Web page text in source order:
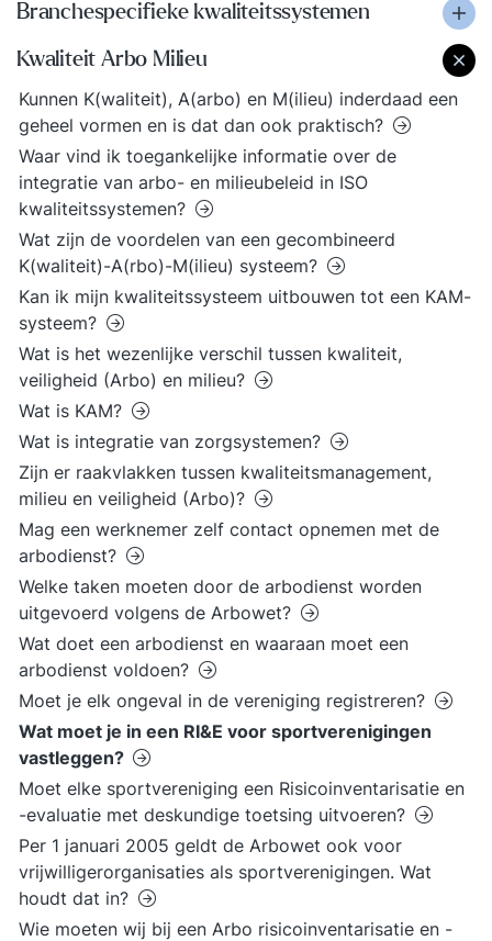
Branchespecifieke kwaliteitssystemen
Kwaliteit Arbo Milieu
Kunnen K(waliteit), A(arbo) en M(ilieu) inderdaad een
geheel vormen en is dat dan ook praktisch?
Waar vind ik toegankelijke informatie over de
integratie van arbo- en milieubeleid in ISO
kwaliteitssystemen?
Wat zijn de voordelen van een gecombineerd
K(waliteit)-A(rbo)-M(ilieu) systeem?
Kan ik mijn kwaliteitssysteem uitbouwen tot een KAM-
systeem?
Wat is het wezenlijke verschil tussen kwaliteit,
veiligheid (Arbo) en milieu?
Wat is KAM?
Wat is integratie van zorgsystemen?
Zijn er raakvlakken tussen kwaliteitsmanagement,
milieu en veiligheid (Arbo)?
Mag een werknemer zelf contact opnemen met de
arbodienst?
Welke taken moeten door de arbodienst worden
uitgevoerd volgens de Arbowet?
Wat doet een arbodienst en waaraan moet een
arbodienst voldoen?
Moet je elk ongeval in de vereniging registreren?
Wat moet je in een RI&E voor sportverenigingen
vastleggen?
Moet elke sportvereniging een Risicoinventarisatie en
-evaluatie met deskundige toetsing uitvoeren?
Per 1 januari 2005 geldt de Arbowet ook voor
vrijwilligerorganisaties als sportverenigingen. Wat
houdt dat in?
Wie moeten wij bij een Arbo risicoinventarisatie en -